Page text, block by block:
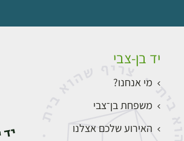
יד בן-צבי
מי אנחנו?
משפחת בן־צבי
האירוע שלכם אצלנו